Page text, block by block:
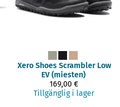
Xero Shoes Scrambler Low
EV (miesten)
169,00 €
Tillgänglig i lager